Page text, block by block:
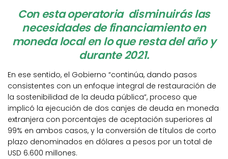
Con esta operatoria disminuirás las
necesidades de financiamiento en
moneda local en lo que resta del año y
durante 2021.
En ese sentido, el Gobierno “continúa, dando pasos
consistentes con un enfoque integral de restauración de
la sostenibilidad de la deuda pública”, proceso que
implicó la ejecución de dos canjes de deuda en moneda
extranjera con porcentajes de aceptación superiores al
99% en ambos casos, y la conversión de títulos de corto
plazo denominados en dólares a pesos por un total de
USD 6.600 millones.